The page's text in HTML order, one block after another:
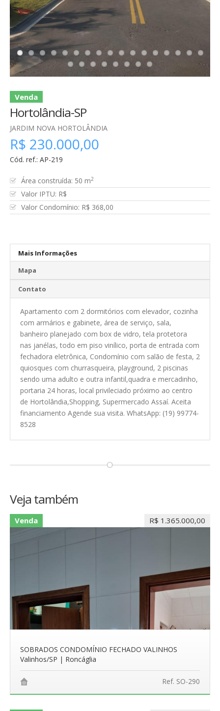
Venda
Hortolândia-SP
JARDIM NOVA HORTOLÂNDIA
R$ 230.000,00
Cód. ref.: AP-219
Área construída: 50 m2
Valor IPTU: R$
Valor Condomínio: R$ 368,00
Mais Informações
Mapa
Contato
Apartamento com 2 dormitórios com elevador, cozinha
com armários e gabinete, área de serviço, sala,
banheiro planejado com box de vidro, tela protetora
nas janélas, todo em piso vinílico, porta de entrada com
fechadora eletrônica, Condomínio com salão de festa, 2
quiosques com churrasqueira, playground, 2 piscinas
sendo uma adulto e outra infantil,quadra e mercadinho,
portaria 24 horas, local privileciado próximo ao centro
de Hortolândia,Shopping, Supermercado Assaí. Aceita
financiamento Agende sua visita. WhatsApp: (19) 99774-
8528
Veja também
Venda R$ 1.365.000,00
SOBRADOS CONDOMÍNIO FECHADO VALINHOS
Valinhos/SP | Roncáglia
Ref. SO-290